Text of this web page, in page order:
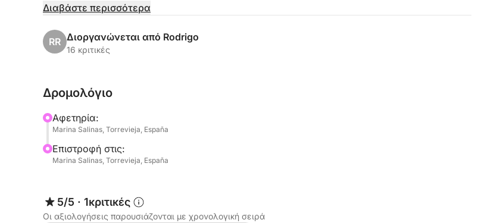
δικό σας τρόπο.
Κρουαζιέρα κατά μήκος της ακτογραμμής, ρίξτε άγκυρα σε ήρεμους κόλπους και κάντε
δροσιστικές βουτιές σε κρυστάλλινα νερά. Χωρίς σταθερό πρόγραμμα, μπορείτε να
να φέρετε μαζί σας το δικό σας φαγητό, ποτά και οτιδήποτε άλλο θέλετε να απολαύσετε
όλη την ημέρα. Είναι η ιδανική επιλογή για όσους προτιμούν μια χαλαρή, αυτο-
καθοδηγούμενη εμπειρία στο νερό.
ιδανικό σκηνικό.
Διαβάστε περισσότερα
RR Διοργανώνεται από Rodrigo
16 κριτικές
Δρομολόγιο
Αφετηρία:
Marina Salinas, Torrevieja, España
Επιστροφή στις:
Marina Salinas, Torrevieja, España
5/5 · 1κριτικές
Οι αξιολογήσεις παρουσιάζονται με χρονολογική σειρά